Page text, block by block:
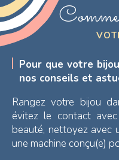
Pour que votre
nos conseils et
Rangez votre bijou
évitez le contact
beauté, nettoyez avec
une machine conçu(e)